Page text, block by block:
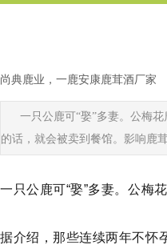
尚典鹿业，一鹿安康鹿茸酒厂家
一只公鹿可“娶”多妻。公梅
的话，就会被卖到餐馆。影响鹿
一只公鹿可“娶”多妻。 公梅
据介绍，那些连续两年不怀